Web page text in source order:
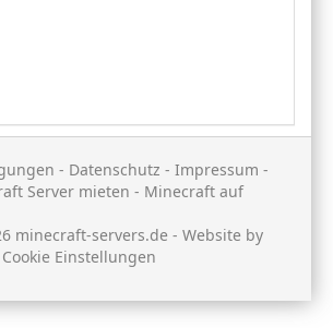
- Datenschutz - Impressum -
Server mieten - Minecraft auf
minecraft-servers.de - Website by
Cookie Einstellungen